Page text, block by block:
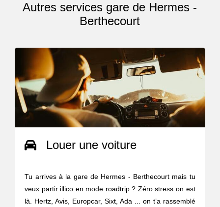
Autres services gare de Hermes -
Berthecourt
Louer une voiture
Tu arrives à la gare de Hermes - Berthecourt mais tu
veux partir illico en mode roadtrip ? Zéro stress on est
là. Hertz, Avis, Europcar, Sixt, Ada ... on t’a rassemblé